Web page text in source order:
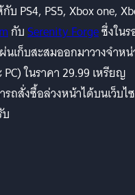
PS4, PS5, Xbox one,
กับSerenity Forgeซึ่งใน
เก็บสะสมออกมาวางจำห
ในราคา 29.99 เหรียญ
ถสั่งซื้อล่วงหน้าได้บนเว็บไ